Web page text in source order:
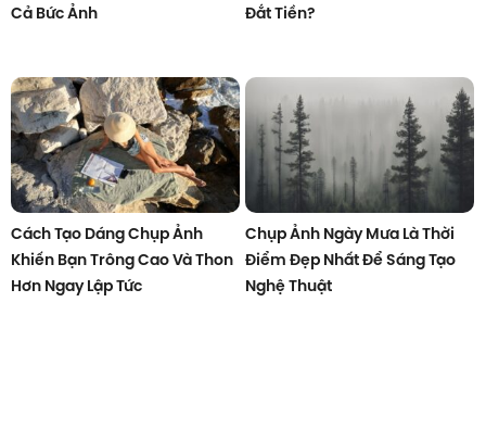
Cả Bức Ảnh
Đắt Tiền?
Cách Tạo Dáng Chụp Ảnh
Khiến Bạn Trông Cao Và Thon
Hơn Ngay Lập Tức
Chụp Ảnh Ngày Mưa Là Thời
Điểm Đẹp Nhất Để Sáng Tạo
Nghệ Thuật